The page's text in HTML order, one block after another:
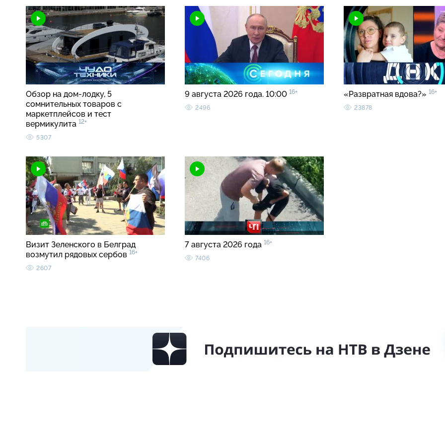
Обзор на дом-лодку, 5
сомнительных товаров с
маркетплейсов и тест
вермикулита 12+
5307
9 августа 2026 года. 10:00 16+
2496
«Развратная вдова?» 16+
23878
Визит Зеленского в Белград
возмутил рядовых сербов 16+
2607
7 августа 2026 года 16+
7406